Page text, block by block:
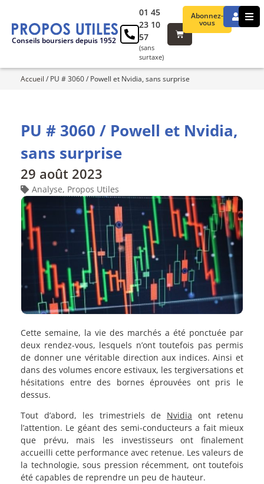
Conseils boursiers depuis 1952
Abonnez-
vous
01 45
23 10
57
(sans
surtaxe)
Accueil / PU # 3060 / Powell et Nvidia, sans surprise
PU # 3060 / Powell et Nvidia,
sans surprise
29 août 2023
Analyse, Propos Utiles
Cette semaine, la vie des marchés a été ponctuée par
deux rendez-vous, lesquels n’ont toutefois pas permis
de donner une véritable direction aux indices. Ainsi et
dans des volumes encore estivaux, les tergiversations et
hésitations entre des bornes éprouvées ont pris le
dessus.
Tout d’abord, les trimestriels de Nvidia ont retenu
l’attention. Le géant des semi-conducteurs a fait mieux
que prévu, mais les investisseurs ont finalement
accueilli cette performance avec retenue. Les valeurs de
la technologie, sous pression récemment, ont toutefois
été capables de reprendre un peu de hauteur.